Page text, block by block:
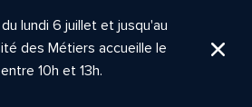
lundi 6 juillet et jusqu'au
des Métiers accueille le
10h et 13h.